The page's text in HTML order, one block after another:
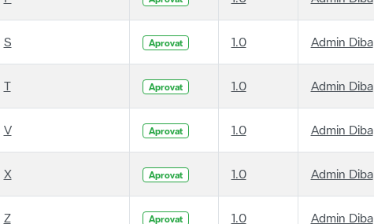
S Aprovat 1.0 Admin Diba
T Aprovat 1.0 Admin Diba
V Aprovat 1.0 Admin Diba
X Aprovat 1.0 Admin Diba
Z Aprovat 1.0 Admin Diba